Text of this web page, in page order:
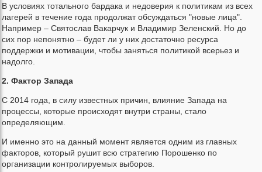
В условиях тотального бардака и недоверия к политикам из всех
лагерей в течение года продолжат обсуждаться "новые лица".
Например – Святослав Вакарчук и Владимир Зеленский. Но до
сих пор непонятно – будет ли у них достаточно ресурса
поддержки и мотивации, чтобы заняться политикой всерьез и
надолго.
2. Фактор Запада
С 2014 года, в силу известных причин, влияние Запада на
процессы, которые происходят внутри страны, стало
определяющим.
И именно это на данный момент является одним из главных
факторов, который рушит всю стратегию Порошенко по
организации контролируемых выборов.